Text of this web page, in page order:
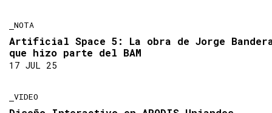
NOTA
Artificial Space 5: La obra de Jorge
que hizo parte del BAM
17 JUL 25
VIDEO